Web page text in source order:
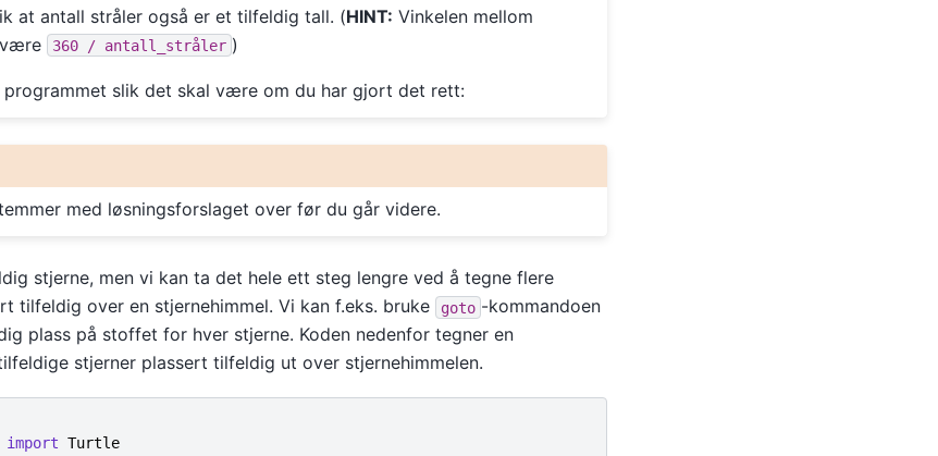
at antall stråler også er et tilfeldig tall. (HINT: Vinkelen mellom
360 / antall_stråler )
programmet slik det skal være om du har gjort det rett:
med løsningsforslaget over før du går videre.
stjerne, men vi kan ta det hele ett steg lengre ved å tegne flere
tilfeldig over en stjernehimmel. Vi kan f.eks. bruke
goto -kommandoen
plass på stoffet for hver stjerne. Koden nedenfor tegner en
stjerner plassert tilfeldig ut over stjernehimmelen.
import Turtle